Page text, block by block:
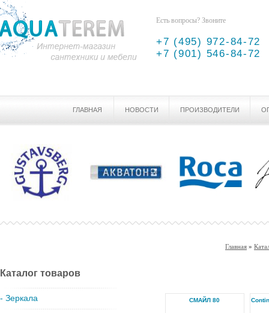
Есть вопросы? Звоните
+7 (495) 972-84-72
+7 (901) 546-84-72
ГЛАВНАЯ НОВОСТИ ПРОИЗВОДИТЕЛИ
Главная »
Каталог товаров
- Зеркала СМАЙЛ 80